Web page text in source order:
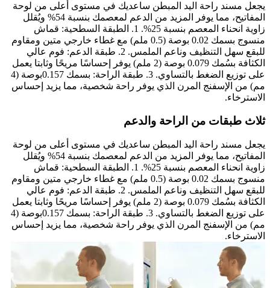
يجعل مسند راحة اليد المبطن ساعديك في مستوى أعلى من لوحة
المفاتيح، مما يوفر المزيد من الدعم لمعصمك بنسبة 54% ويُقلل
زاوية انحناء المعصم بنسبة 25%. 1. الطبقة السطحية: قماش
منسوج بسمك 0.02 بوصة (0.5 ملم) مع غطاء خارجي متين ومقاوم
للبقع سهل التنظيف وناعم الملمس. 2. طبقة الدعم: فوم عالي
الكثافة بسُمك 0.079 بوصة (2 ملم) يوفر إحساسًا مريحًا وثابتا يعمل
على توزيع الضغط بالتساوي. 3. طبقة الراحة: بسمك 0.157بوصة (4
مم) من الإسفنج المرن الذي يوفر راحة شخصية، مما يزيد إحساس
الاسترخاء.
ثلاث طبقات من الراحة والدعم
يجعل مسند راحة اليد المبطن ساعديك في مستوى أعلى من لوحة
المفاتيح، مما يوفر المزيد من الدعم لمعصمك بنسبة 54% ويُقلل
زاوية انحناء المعصم بنسبة 25%. 1. الطبقة السطحية: قماش
منسوج بسمك 0.02 بوصة (0.5 ملم) مع غطاء خارجي متين ومقاوم
للبقع سهل التنظيف وناعم الملمس. 2. طبقة الدعم: فوم عالي
الكثافة بسُمك 0.079 بوصة (2 ملم) يوفر إحساسًا مريحًا وثابتا يعمل
على توزيع الضغط بالتساوي. 3. طبقة الراحة: بسمك 0.157بوصة (4
مم) من الإسفنج المرن الذي يوفر راحة شخصية، مما يزيد إحساس
الاسترخاء.